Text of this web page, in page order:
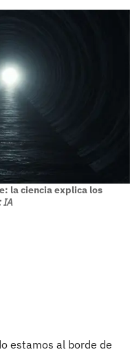
la ciencia explica los
IA
estamos al borde de